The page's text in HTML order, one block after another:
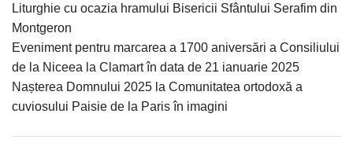
Liturghie cu ocazia hramului Bisericii Sfântului Serafim din
Montgeron
Eveniment pentru marcarea a 1700 aniversări a Consiliului
de la Niceea la Clamart în data de 21 ianuarie 2025
Nașterea Domnului 2025 la Comunitatea ortodoxă a
cuviosului Paisie de la Paris în imagini